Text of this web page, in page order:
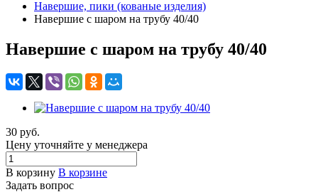
Навершие, пики (кованые изделия)
Навершие с шаром на трубу 40/40
Навершие с шаром на трубу 40/40
30 руб.
Цену уточняйте у менеджера
В корзину В корзине
Задать вопрос